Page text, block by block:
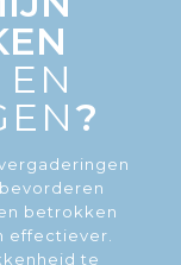
?
betrokken
effectiever.
te